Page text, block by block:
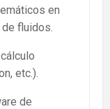
en
fluidos.
etc.).
de